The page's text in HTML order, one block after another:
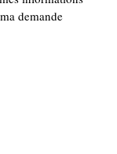
demande